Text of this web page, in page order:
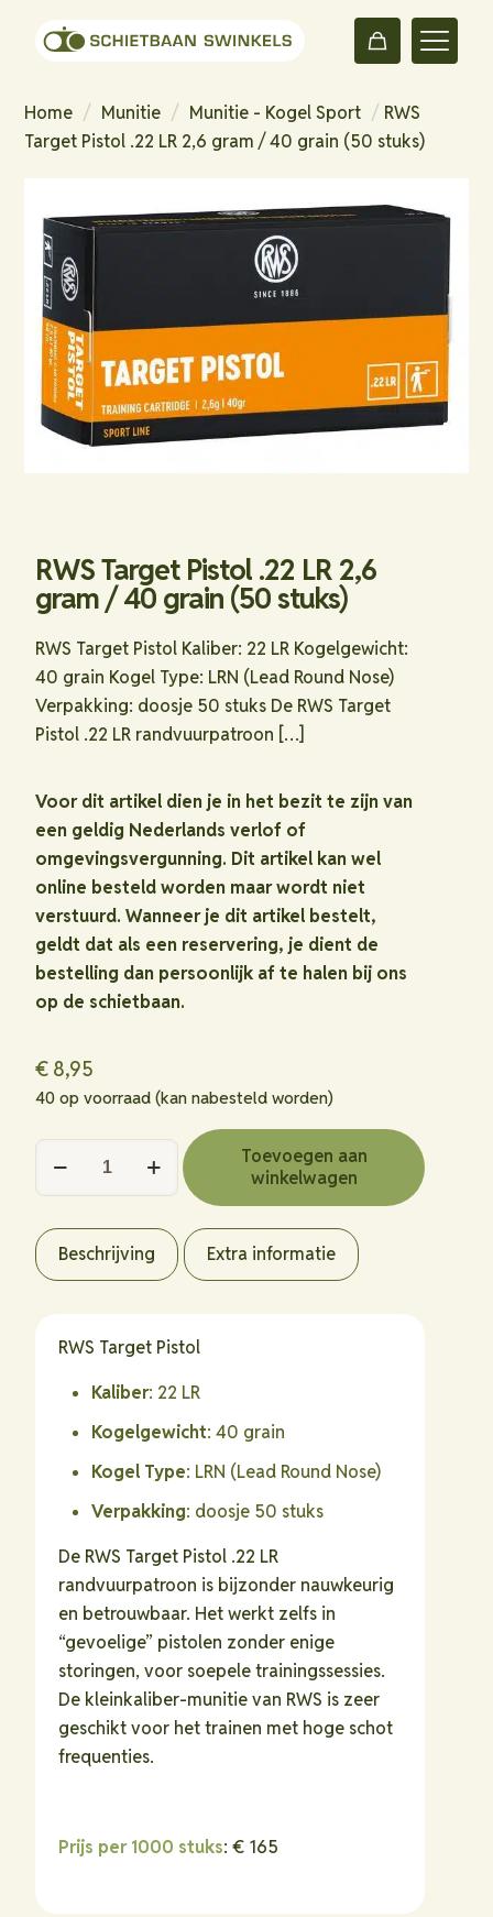
Home / Munitie / Munitie - Kogel Sport / RWS
Target Pistol .22 LR 2,6 gram / 40 grain (50 stuks)
RWS Target Pistol .22 LR 2,6
gram / 40 grain (50 stuks)
RWS Target Pistol Kaliber: 22 LR Kogelgewicht:
40 grain Kogel Type: LRN (Lead Round Nose)
Verpakking: doosje 50 stuks De RWS Target
Pistol .22 LR randvuurpatroon […]
Voor dit artikel dien je in het bezit te zijn van
een geldig Nederlands verlof of
omgevingsvergunning. Dit artikel kan wel
online besteld worden maar wordt niet
verstuurd. Wanneer je dit artikel bestelt,
geldt dat als een reservering, je dient de
bestelling dan persoonlijk af te halen bij ons
op de schietbaan.
€ 8,95
40 op voorraad (kan nabesteld worden)
.22
LR
stuks)
Toevoegen aan
winkelwagen
Beschrijving Extra informatie
RWS Target Pistol
Kaliber: 22 LR
Kogelgewicht: 40 grain
Kogel Type: LRN (Lead Round Nose)
Verpakking: doosje 50 stuks
De RWS Target Pistol .22 LR
randvuurpatroon is bijzonder nauwkeurig
en betrouwbaar. Het werkt zelfs in
“gevoelige” pistolen zonder enige
storingen, voor soepele trainingssessies.
De kleinkaliber-munitie van RWS is zeer
geschikt voor het trainen met hoge schot
frequenties.
Prijs per 1000 stuks: € 165